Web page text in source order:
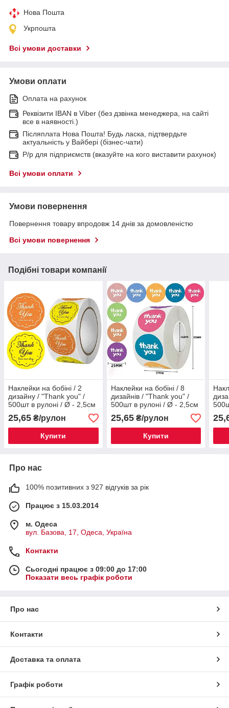
Нова Пошта
Укрпошта
Всі умови доставки
Умови оплати
Оплата на рахунок
Реквізити IBAN в Viber (без дзвінка менеджера, на сайті
все в наявності.)
Післяплата Нова Пошта! Будь ласка, підтвердьте
актуальність у Вайбері (бізнес-чати)
Р/р для підприємств (вказуйте на кого виставити рахунок)
Всі умови оплати
Умови повернення
Повернення товару впродовж 14 днів за домовленістю
Всі умови повернення
Подібні товари компанії
Наклейки на бобіні / 2
дизайну / "Thank you" /
500шт в рулоні / Ø - 2,5см
/ №8
25,65 ₴/рулон
Купити
Наклейки на бобіні / 8
дизайнів / "Thank you" /
500шт в рулоні / Ø - 2,5см
/ №15
25,65₴/рулон
Купити
/ №9
Про нас
100% позитивних з 927 відгуків за рік
Працює з 15.03.2014
м. Одеса
вул. Базова, 17, Одеса, Україна
Контакти
Сьогодні працює з 09:00 до 17:00
Показати весь графік роботи
Про нас
Контакти
Доставка та оплата
Графік роботи